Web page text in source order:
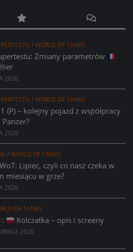
/WORLD OF TANKS
Zmiany parametrów
2026
/WORLD OF TANKS
(P) – kolejny pojazd z współpracy
2026
/WORLD OF TANKS
Lipiec, czyli co nasz czeka w
miesiącu w grze?
2026
OF TANKS
Kolczatka – opis i screeny
2026